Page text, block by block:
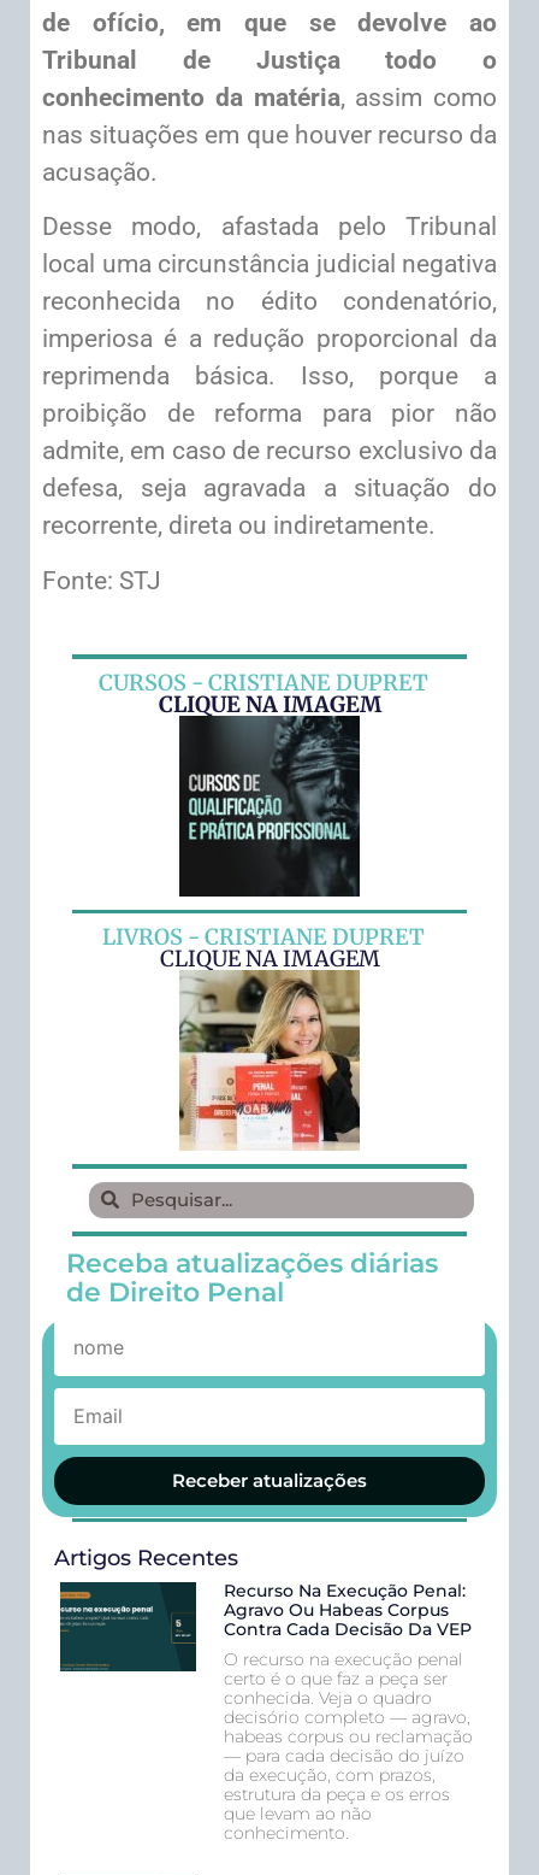
de ofício, em que se devolve ao
Tribunal de Justiça todo o
conhecimento da matéria, assim como
nas situações em que houver recurso da
acusação.
Desse modo, afastada pelo Tribunal
local uma circunstância judicial negativa
reconhecida no édito condenatório,
imperiosa é a redução proporcional da
reprimenda básica. Isso, porque a
proibição de reforma para pior não
admite, em caso de recurso exclusivo da
defesa, seja agravada a situação do
recorrente, direta ou indiretamente.
Fonte: STJ
CURSOS - CRISTIANE DUPRET
CLIQUE NA IMAGEM
LIVROS - CRISTIANE DUPRET
CLIQUE NA IMAGEM
Receba atualizações diárias
de Direito Penal
Receber atualizações
Artigos Recentes
Recurso Na Execução Penal:
Agravo Ou Habeas Corpus
Contra Cada Decisão Da VEP
O recurso na execução penal
certo é o que faz a peça ser
conhecida. Veja o quadro
decisório completo — agravo,
habeas corpus ou reclamação
— para cada decisão do juízo
da execução, com prazos,
estrutura da peça e os erros
que levam ao não
conhecimento.